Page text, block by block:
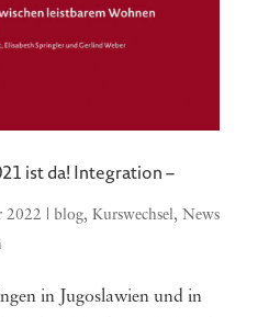
ist da! Integration –
2022 | blog, Kurswechsel, News
in Jugoslawien und in